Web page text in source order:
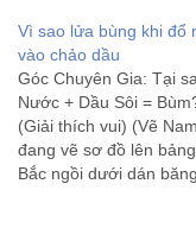
Phân phối đều rời rạc
(Discrete Uniform
Distribution): Đây là
phối…
Vì sao lửa bùng khi đổ
vào chảo dầu
Góc Chuyên Gia: Tại
Nước + Dầu Sôi =
(Giải thích vui) (Vẽ Nam
đang vẽ sơ đồ lên bảng,
Bắc ngồi dưới dán